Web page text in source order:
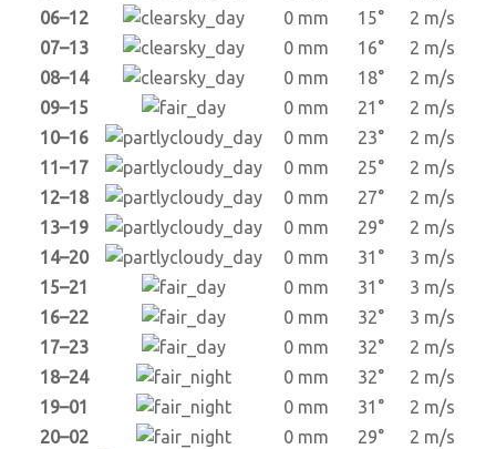
06–12
0 mm 15°
2 m/s
07–13
0 mm 16°
2 m/s
08–14
0 mm 18°
2 m/s
09–15
0 mm 21°
2 m/s
10–16
0 mm 23°
2 m/s
11–17
0 mm 25°
2 m/s
12–18
0 mm 27°
2 m/s
13–19
0 mm 29°
2 m/s
14–20
0 mm 31°
3 m/s
15–21
0 mm 31°
3 m/s
16–22
0 mm 32°
3 m/s
17–23
0 mm 32°
2 m/s
18–24
0 mm 32°
2 m/s
19–01
0 mm 31°
2 m/s
20–02
0 mm 29°
2 m/s